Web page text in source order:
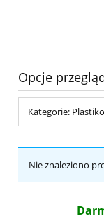
Opcje
Kategorie:
Nie znaleziono